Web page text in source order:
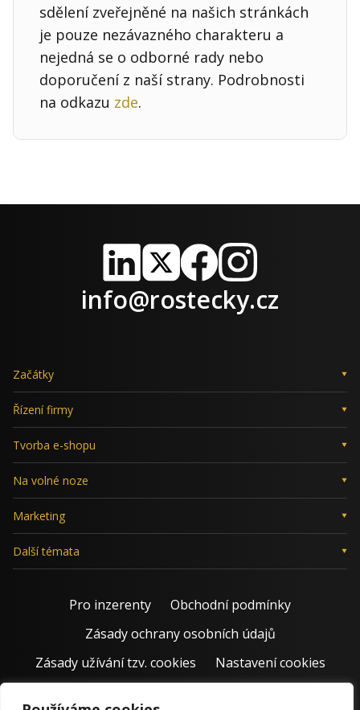
sdělení zveřejněné na našich stránkách
je pouze nezávazného charakteru a
nejedná se o odborné rady nebo
doporučení z naší strany. Podrobnosti
na odkazu zde.
LinkedIn
X FacebookInstagram
info@rostecky.cz
Začátky
Řízení firmy
Tvorba e-shopu
Na volné noze
Marketing
Další témata
Pro inzerenty
Obchodní podmínky
Zásady ochrany osobních údajů
Zásady užívání tzv. cookies
Nastavení cookies